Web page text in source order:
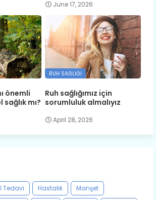
June 17, 2026
önemli
mı?
RUH SAĞLIĞI
Ruh sağlığımız için
sorumluluk almalıyız
April 28, 2026
Tedavi Hastalık
Manşet